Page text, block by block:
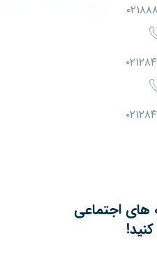
های اجتماعی